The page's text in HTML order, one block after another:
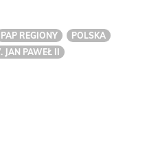
PAP REGIONY
POLSKA
JAN PAWEŁ II